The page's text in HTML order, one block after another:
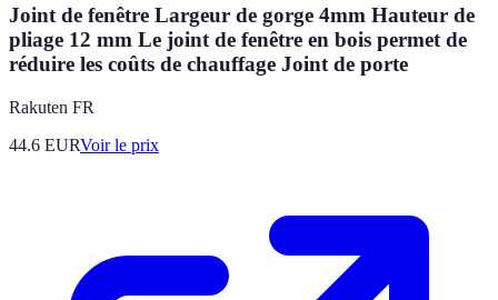
Joint de fenêtre Largeur de gorge 4mm Hauteur de
pliage 12 mm Le joint de fenêtre en bois permet de
réduire les coûts de chauffage Joint de porte
Rakuten FR
44.6 EURVoir le prix